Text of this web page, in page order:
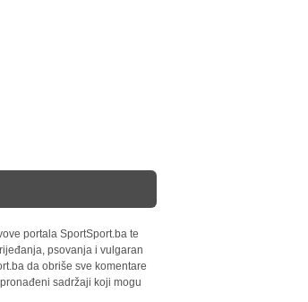
portala SportSport.ba te
psovanja i vulgaran
da obriše sve komentare
sadržaji koji mogu